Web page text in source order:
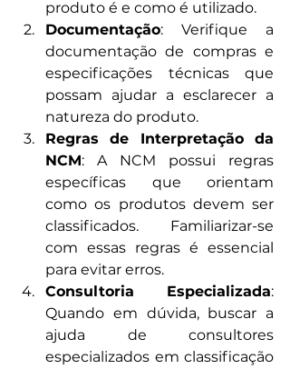
produto é e como é utilizado.
Documentação: Verifique a
documentação de compras e
especificações técnicas que
possam ajudar a esclarecer a
natureza do produto.
Regras de Interpretação da
NCM: A NCM possui regras
específicas que orientam
como os produtos devem ser
classificados. Familiarizar-se
com essas regras é essencial
para evitar erros.
Consultoria Especializada:
Quando em dúvida, buscar a
ajuda de consultores
especializados em classificação